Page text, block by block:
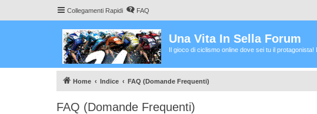
Collegamenti Rapidi FAQ
Una Vita In Sella Forum
Il gioco di ciclismo online dove sei tu il
Home Indice FAQ (Domande Frequenti)
FAQ (Domande Frequenti)